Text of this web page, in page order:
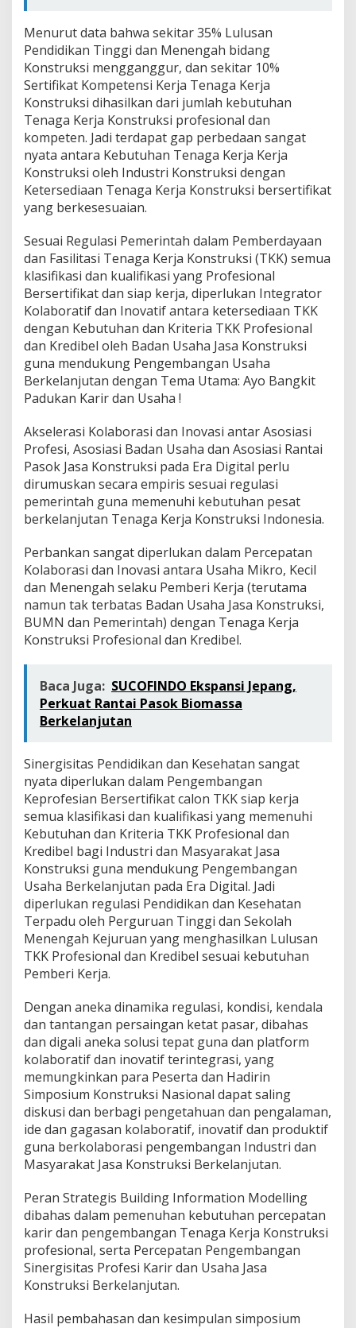
Menurut data bahwa sekitar 35% Lulusan
Pendidikan Tinggi dan Menengah bidang
Konstruksi mengganggur, dan sekitar 10%
Sertifikat Kompetensi Kerja Tenaga Kerja
Konstruksi dihasilkan dari jumlah kebutuhan
Tenaga Kerja Konstruksi profesional dan
kompeten. Jadi terdapat gap perbedaan sangat
nyata antara Kebutuhan Tenaga Kerja Kerja
Konstruksi oleh Industri Konstruksi dengan
Ketersediaan Tenaga Kerja Konstruksi bersertifikat
yang berkesesuaian.
Sesuai Regulasi Pemerintah dalam Pemberdayaan
dan Fasilitasi Tenaga Kerja Konstruksi (TKK) semua
klasifikasi dan kualifikasi yang Profesional
Bersertifikat dan siap kerja, diperlukan Integrator
Kolaboratif dan Inovatif antara ketersediaan TKK
dengan Kebutuhan dan Kriteria TKK Profesional
dan Kredibel oleh Badan Usaha Jasa Konstruksi
guna mendukung Pengembangan Usaha
Berkelanjutan dengan Tema Utama: Ayo Bangkit
Padukan Karir dan Usaha !
Akselerasi Kolaborasi dan Inovasi antar Asosiasi
Profesi, Asosiasi Badan Usaha dan Asosiasi Rantai
Pasok Jasa Konstruksi pada Era Digital perlu
dirumuskan secara empiris sesuai regulasi
pemerintah guna memenuhi kebutuhan pesat
berkelanjutan Tenaga Kerja Konstruksi Indonesia.
Perbankan sangat diperlukan dalam Percepatan
Kolaborasi dan Inovasi antara Usaha Mikro, Kecil
dan Menengah selaku Pemberi Kerja (terutama
namun tak terbatas Badan Usaha Jasa Konstruksi,
BUMN dan Pemerintah) dengan Tenaga Kerja
Konstruksi Profesional dan Kredibel.
Baca Juga: SUCOFINDO Ekspansi Jepang,
Perkuat Rantai Pasok Biomassa
Berkelanjutan
Sinergisitas Pendidikan dan Kesehatan sangat
nyata diperlukan dalam Pengembangan
Keprofesian Bersertifikat calon TKK siap kerja
semua klasifikasi dan kualifikasi yang memenuhi
Kebutuhan dan Kriteria TKK Profesional dan
Kredibel bagi Industri dan Masyarakat Jasa
Konstruksi guna mendukung Pengembangan
Usaha Berkelanjutan pada Era Digital. Jadi
diperlukan regulasi Pendidikan dan Kesehatan
Terpadu oleh Perguruan Tinggi dan Sekolah
Menengah Kejuruan yang menghasilkan Lulusan
TKK Profesional dan Kredibel sesuai kebutuhan
Pemberi Kerja.
Dengan aneka dinamika regulasi, kondisi, kendala
dan tantangan persaingan ketat pasar, dibahas
dan digali aneka solusi tepat guna dan platform
kolaboratif dan inovatif terintegrasi, yang
memungkinkan para Peserta dan Hadirin
Simposium Konstruksi Nasional dapat saling
diskusi dan berbagi pengetahuan dan pengalaman,
ide dan gagasan kolaboratif, inovatif dan produktif
guna berkolaborasi pengembangan Industri dan
Masyarakat Jasa Konstruksi Berkelanjutan.
Peran Strategis Building Information Modelling
dibahas dalam pemenuhan kebutuhan percepatan
karir dan pengembangan Tenaga Kerja Konstruksi
profesional, serta Percepatan Pengembangan
Sinergisitas Profesi Karir dan Usaha Jasa
Konstruksi Berkelanjutan.
Hasil pembahasan dan kesimpulan simposium